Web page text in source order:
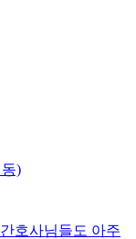
)
호사님들도 아주